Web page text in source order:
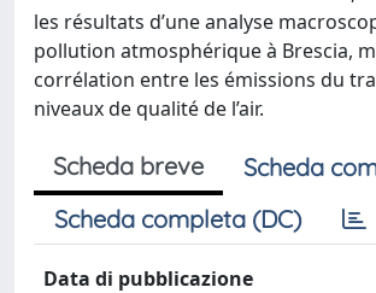
les résultats d’une analyse
pollution atmosphérique à Brescia,
corrélation entre les émissions du
niveaux de qualité de l’air.
Scheda breve
Scheda
Scheda completa (DC)
Data di pubblicazione